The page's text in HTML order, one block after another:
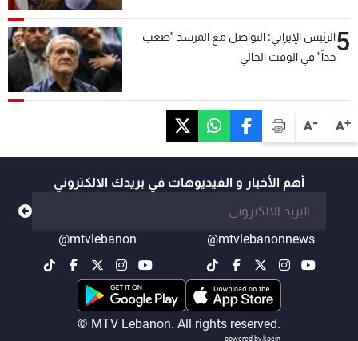
A+
A-
5الرئيس الإيراني: التواصل مع المرشد "صعب
جداً" في الوقت الحالي
أهم الأخبار و الفيديوهات في بريدك الالكتروني
@mtvlebanonnews
@mtvlebanon
© MTV Lebanon. All rights reserved.
powered by koein